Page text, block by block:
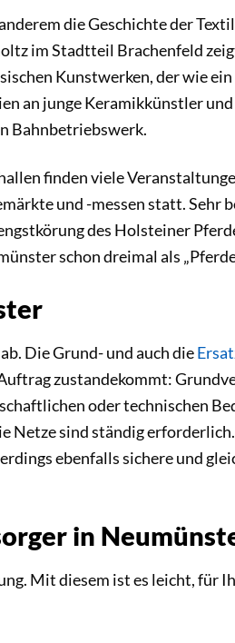
die Geschichte der
im Stadtteil Brachenfeld
Kunstwerken, der wie
an junge Keramikkünstler
Bahnbetriebswerk.
finden viele
und -messen statt. Sehr
des Holsteiner
schon dreimal als
Die Grund- und auch die
zustandekommt:
oder technischen
Netze sind ständig
ebenfalls sichere und
in
Mit diesem ist es leicht, für